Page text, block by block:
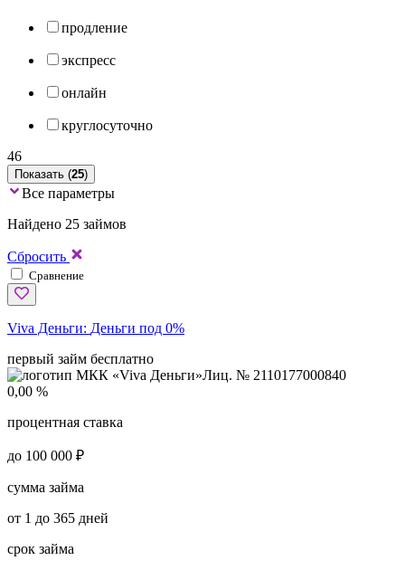
продление
экспресс
онлайн
круглосуточно
46
Показать (25)
Все параметры
Найдено 25 займов
Сбросить
Сравнение
Viva Деньги: Деньги под 0%
первый займ бесплатно
Лиц. № 2110177000840
0,00 %
процентная ставка
до 100 000 ₽
сумма займа
от 1 до 365 дней
срок займа